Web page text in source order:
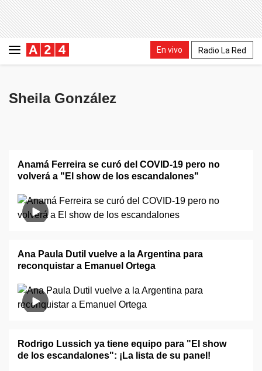
En vivo Radio La Red
Sheila González
Anamá Ferreira se curó del COVID-19 pero no
volverá a "El show de los escandalones"
Ana Paula Dutil vuelve a la Argentina para
reconquistar a Emanuel Ortega
Rodrigo Lussich ya tiene equipo para "El show
de los escandalones": ¡La lista de su panel!